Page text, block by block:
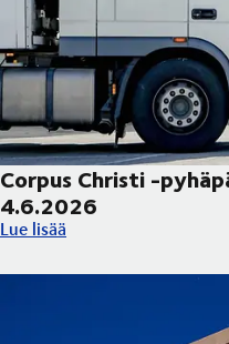
Corpus Christi -
4.6.2026
Corpus Christi -pyhäpäivä
Lue lisää